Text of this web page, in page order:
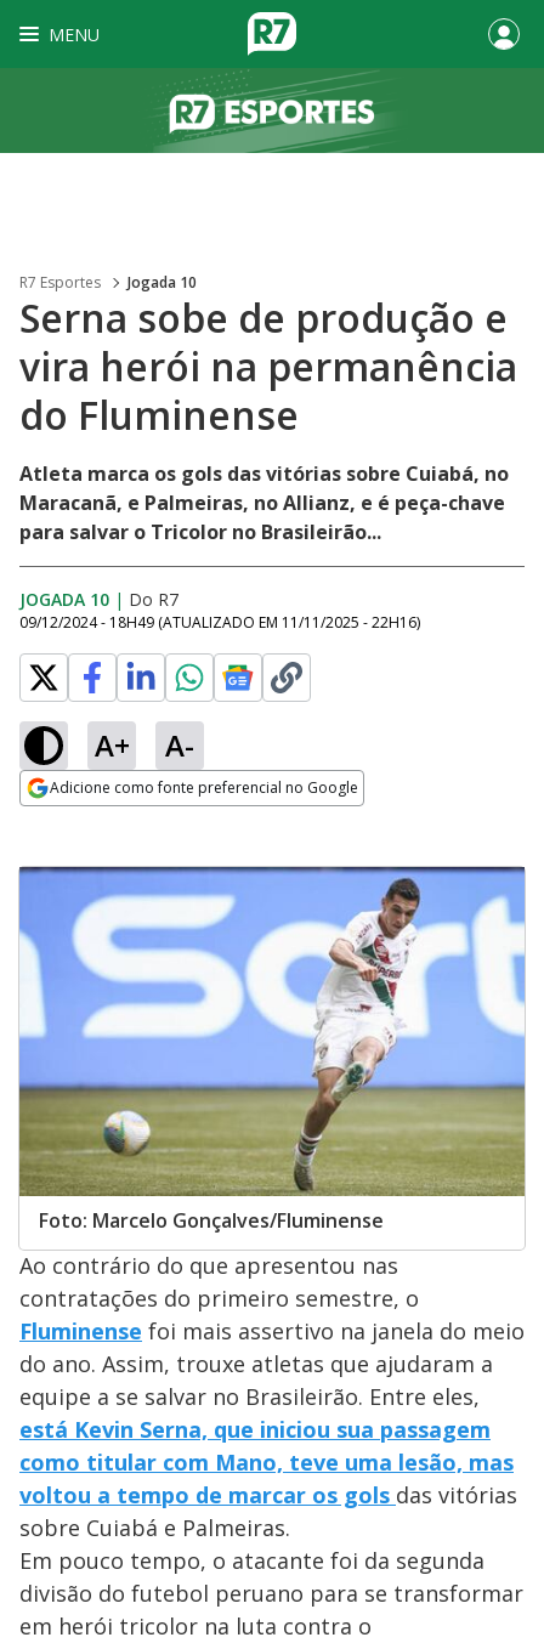
MENU
R7 Esportes Jogada 10
Serna sobe de produção e
vira herói na permanência
do Fluminense
Atleta marca os gols das vitórias sobre Cuiabá, no
Maracanã, e Palmeiras, no Allianz, e é peça-chave
para salvar o Tricolor no Brasileirão...
JOGADA 10 | Do R7
09/12/2024 - 18H49 (ATUALIZADO EM 11/11/2025 - 22H16)
A+ A-
Adicione como fonte preferencial no Google
Foto: Marcelo Gonçalves/Fluminense
Ao contrário do que apresentou nas
contratações do primeiro semestre, o
Fluminense foi mais assertivo na janela do meio
do ano. Assim, trouxe atletas que ajudaram a
equipe a se salvar no Brasileirão. Entre eles,
está Kevin Serna, que iniciou sua passagem
como titular com Mano, teve uma lesão, mas
voltou a tempo de marcar os gols das vitórias
sobre Cuiabá e Palmeiras.
Em pouco tempo, o atacante foi da segunda
divisão do futebol peruano para se transformar
em herói tricolor na luta contra o